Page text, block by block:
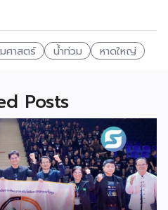
ศาสตร์ น้ำท่วม หาดใหญ่
Posts